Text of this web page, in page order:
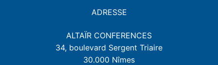
ADRESSE
ALTAÏR CONFERENCES
34, boulevard Sergent Triaire
30.000 Nîmes